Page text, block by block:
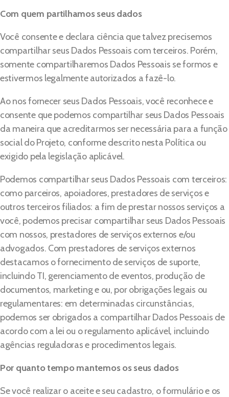
Com quem partilhamos seus dados
Você consente e declara ciência que talvez precisemos
compartilhar seus Dados Pessoais com terceiros. Porém,
somente compartilharemos Dados Pessoais se formos e
estivermos legalmente autorizados a fazê-lo.
Ao nos fornecer seus Dados Pessoais, você reconhece e
consente que podemos compartilhar seus Dados Pessoais
da maneira que acreditarmos ser necessária para a função
social do Projeto, conforme descrito nesta Política ou
exigido pela legislação aplicável.
Podemos compartilhar seus Dados Pessoais com terceiros:
como parceiros, apoiadores, prestadores de serviços e
outros terceiros filiados: a fim de prestar nossos serviços a
você, podemos precisar compartilhar seus Dados Pessoais
com nossos, prestadores de serviços externos e/ou
advogados. Com prestadores de serviços externos
destacamos o fornecimento de serviços de suporte,
incluindo TI, gerenciamento de eventos, produção de
documentos, marketing e ou, por obrigações legais ou
regulamentares: em determinadas circunstâncias,
podemos ser obrigados a compartilhar Dados Pessoais de
acordo com a lei ou o regulamento aplicável, incluindo
agências reguladoras e procedimentos legais.
Por quanto tempo mantemos os seus dados
Se você realizar o aceite e seu cadastro, o formulário e os